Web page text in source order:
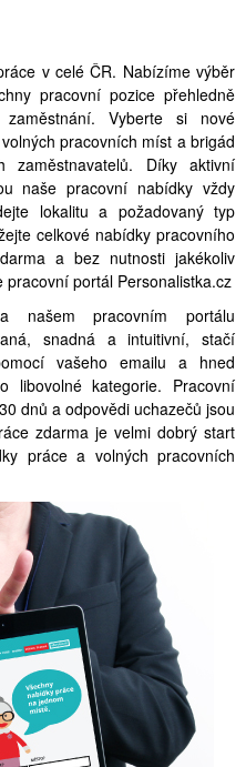
v celé ČR. Nabízíme výběr
pracovní pozice přehledně
Vyberte si nové
pracovních míst a brigád
zaměstnavatelů. Díky aktivní
naše pracovní nabídky vždy
lokalitu a požadovaný typ
celkové nabídky pracovního
a bez nutnosti jakékoliv
portál Personalistka.cz
našem pracovním portálu
snadná a intuitivní, stačí
vašeho emailu a hned
libovolné kategorie. Pracovní
dnů a odpovědi uchazečů jsou
zdarma je velmi dobrý start
práce a volných pracovních